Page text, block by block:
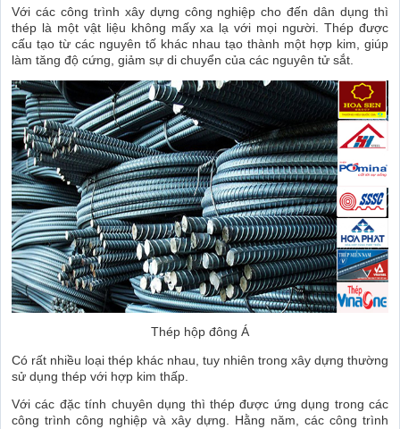
Với các công trình xây dựng công nghiệp cho đến dân dụng thì
thép là một vật liệu không mấy xa lạ với mọi người. Thép được
cấu tạo từ các nguyên tố khác nhau tạo thành một hợp kim, giúp
làm tăng độ cứng, giảm sự di chuyển của các nguyên tử sắt.
Thép hộp đông Á
Có rất nhiều loại thép khác nhau, tuy nhiên trong xây dựng thường
sử dụng thép với hợp kim thấp.
Với các đặc tính chuyên dụng thì thép được ứng dụng trong các
công trình công nghiệp và xây dựng. Hằng năm, các công trình